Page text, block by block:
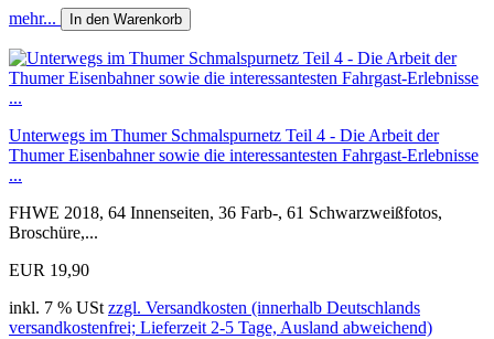
mehr... In den Warenkorb
Unterwegs im Thumer Schmalspurnetz Teil 4 - Die Arbeit der
Thumer Eisenbahner sowie die interessantesten Fahrgast-Erlebnisse
...
FHWE 2018, 64 Innenseiten, 36 Farb-, 61 Schwarzweißfotos,
Broschüre,...
EUR 19,90
inkl. 7 % USt zzgl. Versandkosten (innerhalb Deutschlands
versandkostenfrei; Lieferzeit 2-5 Tage, Ausland abweichend)